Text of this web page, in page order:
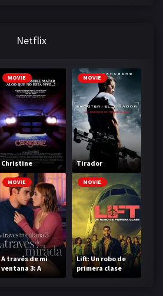
Netflix
MOVIE
Christine
MOVIE
Tirador
MOVIE
A través de mi
ventana 3: A
través de tu
MOVIE
Lift: Un robo de
primera clase